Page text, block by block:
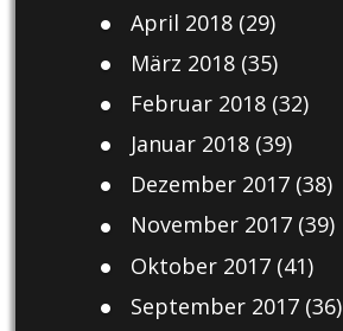
April 2018(29)
März 2018(35)
Februar 2018(32)
Januar 2018(39)
Dezember 2017(38)
November 2017(39)
Oktober 2017(41)
September 2017(36)